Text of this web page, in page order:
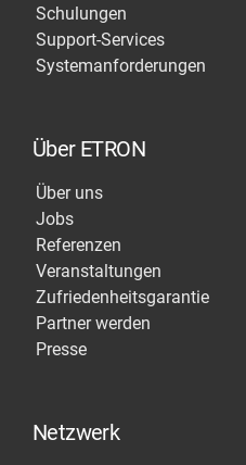
Schulungen
Support-Services
Systemanforderungen
Über ETRON
Über uns
Jobs
Referenzen
Veranstaltungen
Zufriedenheitsgarantie
Partner werden
Presse
Netzwerk